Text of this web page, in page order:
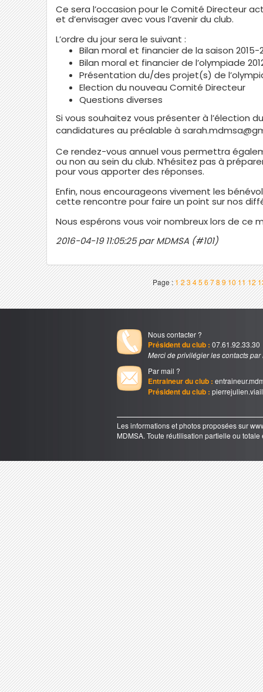
Ce sera l’occasion pour le Comité Directeur
et d’envisager avec vous l’avenir du club.
L’ordre du jour sera le suivant :
Bilan moral et financier de la saison 2015-
Bilan moral et financier de l’olympiade
Présentation du/des projet(s) de
Election du nouveau Comité Directeur
Questions diverses
Si vous souhaitez vous présenter à l’élection
candidatures au préalable à
Ce rendez-vous annuel vous permettra
ou non au sein du club. N’hésitez pas à
pour vous apporter des réponses.
Enfin, nous encourageons vivement les
cette rencontre pour faire un point sur nos
Nous espérons vous voir nombreux lors de ce
2016-04-19 11:05:25 par MDMSA (#101)
Page : 1 2 3 45678 9 10 11 12
Nous contacter ?
Président du club : 07.61.92.33.30
Merci de privilégier les contacts par
Par mail ?
Entraineur du club :
Président du club :
Les informations et photos proposées sur
MDMSA. Toute réutilisation partielle ou totale